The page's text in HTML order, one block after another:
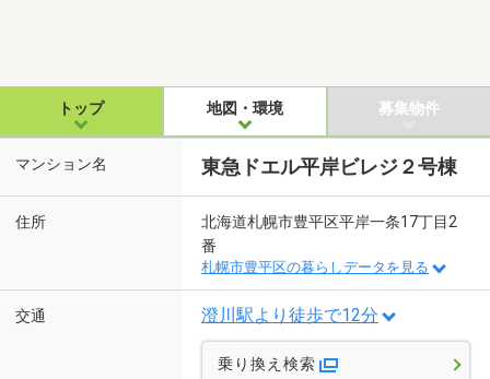
トップ 地図・環境 募集物件
マンション名 東急ドエル平岸ビレジ２号棟
住所
北海道札幌市豊平区平岸一条17丁目2
番
札幌市豊平区の暮らしデータを見る
交通 澄川駅より徒歩で12分
乗り換え検索